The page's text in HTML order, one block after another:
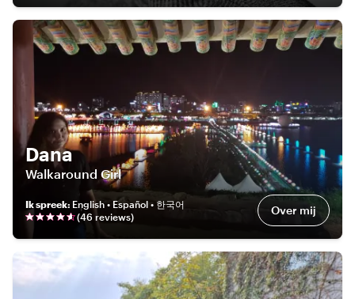
Dana
Walkaround Girl
Ik spreek: English • Español • 한국어
(46 reviews) Over mij